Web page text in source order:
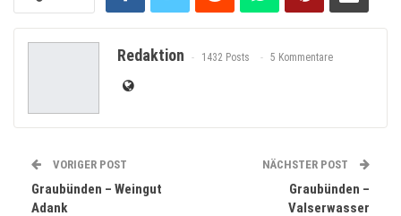
Redaktion 1432 Posts 5 Kommentare
VORIGER POST
Graubünden – Weingut
Adank
NÄCHSTER POST
Graubünden –
Valserwasser